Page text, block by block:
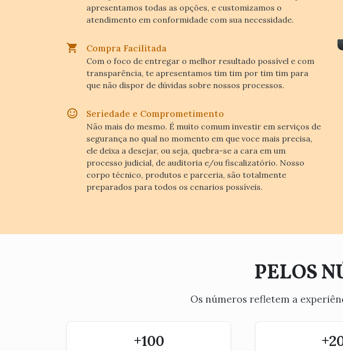
apresentamos todas as opções, e customizamos o
atendimento em conformidade com sua necessidade.
Compra Facilitada
Com o foco de entregar o melhor resultado possível e com
transparência, te apresentamos tim tim por tim tim para
que não dispor de dúvidas sobre nossos processos.
Seriedade e Comprometimento
Não mais do mesmo. É muito comum investir em serviços de
segurança no qual no momento em que voce mais precisa,
ele deixa a desejar, ou seja, quebra-se a cara em um
processo judicial, de auditoria e/ou fiscalizatório. Nosso
corpo técnico, produtos e parceria, são totalmente
preparados para todos os cenarios possíveis.
PELOS
Os números refletem a
+100 +